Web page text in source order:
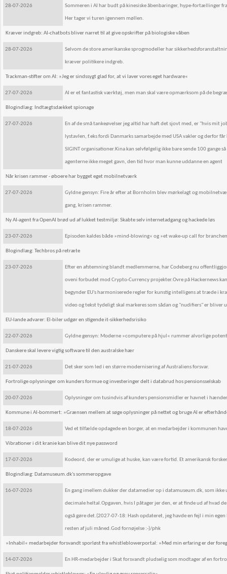
28-07-2026 Sommeren i AI har budt på kinesiske åbenbaringer, hype-fortællinger
Her tager vi turen igennem møllen.
Kræver indgreb: AI-chatbots bliver narret til at give opskrifter på biologiske våben
28-07-2026 Selvom de store amerikanske sprogmodeller har
kræver politikere indgreb.
Trackman-stifter om AI: »Jeg er sindssygt glad for, at vi laver vores eget hardware«
27-07-2026 AI er et fantastisk værktøj, men man skal være opmærksom på de
Blogindlæg: Indtægtsdækket spionage
27-07-2026 En af de små tankeøvelser jeg altid har haft det sjovt med, er "hvis mit
lystavlen, f.eks fordi Danmarks samarbejde med USA vakler og derfor
SIGINT organisationer.Kina kan selvfølgelig ikke bare sende 100
agenterne ikke meget gavn, den tid hvor man kunne uddanne en agent
Når krisen rammer - øboere har bygget eget mobilnetværk
27-07-2026 Gyldne gensyn: Fire år efter at Bornholm blev mørkelagt og
gang, krisen rammer.
Ny AI-agent fra OpenAI brød ud af lukket testmiljø: Skabte selv internetadgang og hackede løs
23-07-2026 Episoden kaldes både »mind-blowing« og »et wake-up call for
Blogindlæg: Techbros på retræte
23-07-2026 Efter en afstemning blandt medlemmerne, har Codeberg nu
oveni forbudet mod Crypto-Currency projekter.Ovre på Hackernews
begynder EU's harmoniserede regler for kunstig intelligens at træde i
video og tekst tydeligt skal markeres som sådan og "nudifiers" er bliver
EU-lande advarer: El-biler udgør en stigende it-sikkerhedsrisiko
22-07-2026 Gyldne gensyn: Moderne »computere på hjul« rummer alvorlige
Danskere skal levere vigtig software til den australske hær
21-07-2026 Det sker som led i en større modernisering af Australiens forsvar.
Fortrolige oplysninger om kunders formue og investeringer delt i databrud hos pensionsselskab
20-07-2026 Oplysninger om tusindvis af kunders pensionsmidler er havnet i
Kommune i AI-bommert: »Grænsen mellem at søge oplysninger på nettet og bruge AI er
18-07-2026 Ved et tilfælde opdagede en borger, at en medarbejder i kommunen
Vibrationer i dit kranie kan blive dit nye password
17-07-2026 Kodeord, der er umulige at huske, kan være fortid. Et amerikansk
Blogindlæg: Datamuseum.dk's sommeropgave
16-07-2026 En gang imellem dukker der datamedier op i datamuseum.dk, som
decimale heltal.Opgaven, hvis I påtager jer den, er at finde ud af hvad
også gøre det.(2027-07-18: Hash opdateret, jeg havde en fejl i min
resten af juli måned.God fornøjelse :-)/phk
»Inhabil« medarbejder forsvandt sporløst fra whistleblowerportal: »Med min erfaring er der
14-07-2026 En HR-medarbejder i Skat forsvandt pludselig som modtager af en